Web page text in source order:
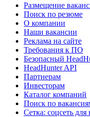
Размещение
Поиск по резюме
О компании
Наши вакансии
Реклама на сайте
Требования к ПО
Безопасный
HeadHunter API
Партнерам
Инвесторам
Каталог компаний
Поиск по
Сетка: соцсеть для